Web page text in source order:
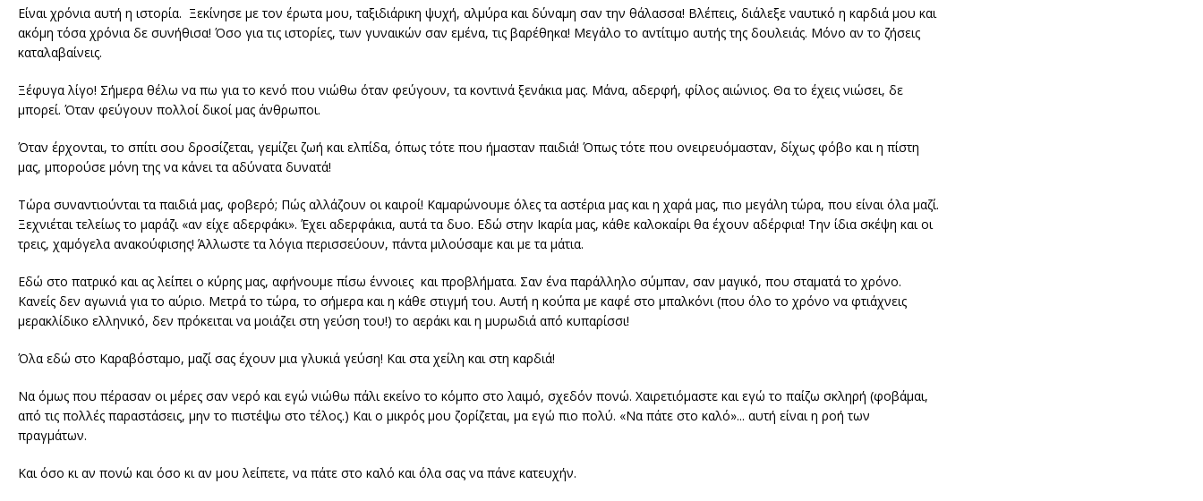
Είναι χρόνια αυτή η ιστορία. Ξεκίνησε με τον έρωτα μου, ταξιδιάρικη ψυχή, αλμύρα και δύναμη σαν την θάλασσα! Βλέπεις, διάλεξε ναυτικό η καρδιά μου και
ακόμη τόσα χρόνια δε συνήθισα! Όσο για τις ιστορίες, των γυναικών σαν εμένα, τις βαρέθηκα! Μεγάλο το αντίτιμο αυτής της δουλειάς. Μόνο αν το ζήσεις
καταλαβαίνεις.
Ξέφυγα λίγο! Σήμερα θέλω να πω για το κενό που νιώθω όταν φεύγουν, τα κοντινά ξενάκια μας. Μάνα, αδερφή, φίλος αιώνιος. Θα το έχεις νιώσει, δε
μπορεί. Όταν φεύγουν πολλοί δικοί μας άνθρωποι.
Όταν έρχονται, το σπίτι σου δροσίζεται, γεμίζει ζωή και ελπίδα, όπως τότε που ήμασταν παιδιά! Όπως τότε που ονειρευόμασταν, δίχως φόβο και η πίστη
μας, μπορούσε μόνη της να κάνει τα αδύνατα δυνατά!
Τώρα συναντιούνται τα παιδιά μας, φοβερό; Πώς αλλάζουν οι καιροί! Καμαρώνουμε όλες τα αστέρια μας και η χαρά μας, πιο μεγάλη τώρα, που είναι όλα μαζί.
Ξεχνιέται τελείως το μαράζι «αν είχε αδερφάκι». Έχει αδερφάκια, αυτά τα δυο. Εδώ στην Ικαρία μας, κάθε καλοκαίρι θα έχουν αδέρφια! Την ίδια σκέψη και οι
τρεις, χαμόγελα ανακούφισης! Άλλωστε τα λόγια περισσεύουν, πάντα μιλούσαμε και με τα μάτια.
Εδώ στο πατρικό και ας λείπει ο κύρης μας, αφήνουμε πίσω έννοιες και προβλήματα. Σαν ένα παράλληλο σύμπαν, σαν μαγικό, που σταματά το χρόνο.
Κανείς δεν αγωνιά για το αύριο. Μετρά το τώρα, το σήμερα και η κάθε στιγμή του. Αυτή η κούπα με καφέ στο μπαλκόνι (που όλο το χρόνο να φτιάχνεις
μερακλίδικο ελληνικό, δεν πρόκειται να μοιάζει στη γεύση του!) το αεράκι και η μυρωδιά από κυπαρίσσι!
Όλα εδώ στο Καραβόσταμο, μαζί σας έχουν μια γλυκιά γεύση! Και στα χείλη και στη καρδιά!
Να όμως που πέρασαν οι μέρες σαν νερό και εγώ νιώθω πάλι εκείνο το κόμπο στο λαιμό, σχεδόν πονώ. Χαιρετιόμαστε και εγώ το παίζω σκληρή (φοβάμαι,
από τις πολλές παραστάσεις, μην το πιστέψω στο τέλος.) Και ο μικρός μου ζορίζεται, μα εγώ πιο πολύ. «Να πάτε στο καλό»... αυτή είναι η ροή των
πραγμάτων.
Και όσο κι αν πονώ και όσο κι αν μου λείπετε, να πάτε στο καλό και όλα σας να πάνε κατευχήν.